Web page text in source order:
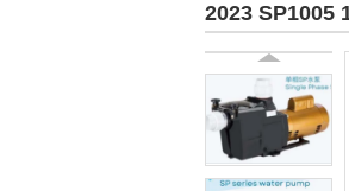
2023 SP1005